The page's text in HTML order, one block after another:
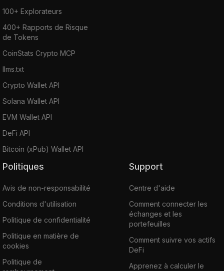
100+ Explorateurs
400+ Rapports de Risque
de Tokens
CoinStats Crypto MCP
llms.txt
Crypto Wallet API
Solana Wallet API
EVM Wallet API
DeFi API
Bitcoin (xPub) Wallet API
Politiques
Avis de non-responsabilité
Conditions d'utilisation
Politique de confidentialité
Politique en matière de
cookies
Politique de
Support
Centre d'aide
Comment connecter les
échanges et les
portefeuilles
Comment suivre vos actifs
DeFi
Apprenez à calculer le